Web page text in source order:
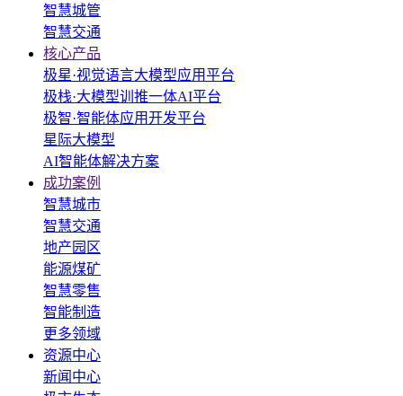
智慧城管
智慧交通
核心产品
极星·视觉语言大模型应用平台
极栈·大模型训推一体AI平台
极智·智能体应用开发平台
星际大模型
AI智能体解决方案
成功案例
智慧城市
智慧交通
地产园区
能源煤矿
智慧零售
智能制造
更多领域
资源中心
新闻中心